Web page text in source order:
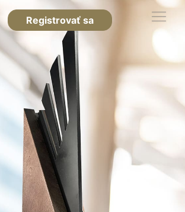
Registrovať sa